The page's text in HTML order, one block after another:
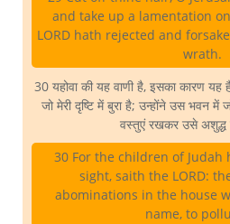
and take up a lamentation
LORD hath rejected and
wrath.
30 यहोवा की यह वाणी है, इसका कारण यह
जो मेरी दृष्टि में बुरा है; उन्होंने उस भवन में
वस्तुएं रखकर उसे अशुद्ध
30 For the children of Judah
sight, saith the LORD:
abominations in the house
name, to